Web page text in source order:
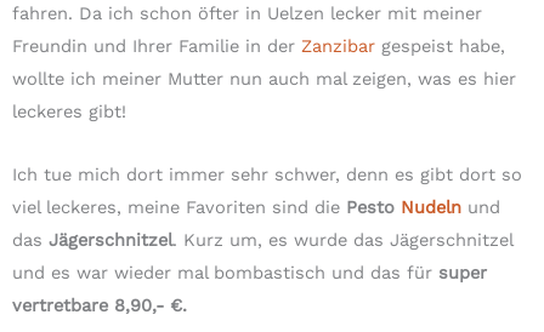
fahren. Da ich schon öfter in Uelzen lecker mit meiner
Freundin und Ihrer Familie in der Zanzibar gespeist habe,
wollte ich meiner Mutter nun auch mal zeigen, was es hier
leckeres gibt!
Ich tue mich dort immer sehr schwer, denn es gibt dort so
viel leckeres, meine Favoriten sind die Pesto Nudeln und
das Jägerschnitzel. Kurz um, es wurde das Jägerschnitzel
und es war wieder mal bombastisch und das für super
vertretbare 8,90,- €.